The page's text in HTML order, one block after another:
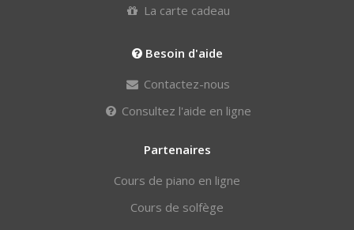
La carte cadeau
Besoin d'aide
Contactez-nous
Consultez l'aide en ligne
Partenaires
Cours de piano en ligne
Cours de solfège